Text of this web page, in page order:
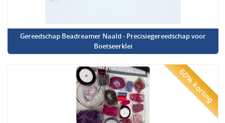
Gereedschap Beadreamer Naald - Precisiegereedschap voor
Boetseerklei
60% korting